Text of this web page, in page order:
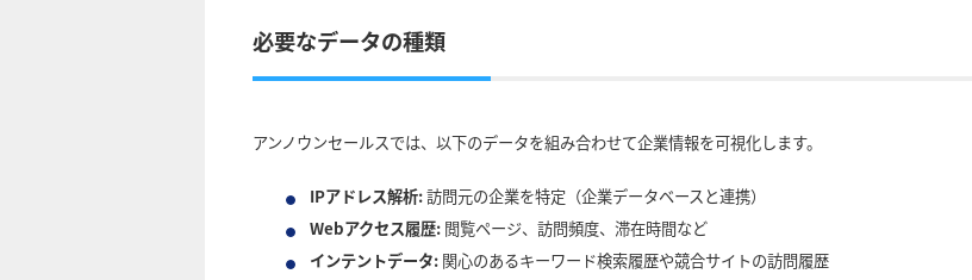
必要なデータの種類
アンノウンセールスでは、以下のデータを組み合わせて企業情報を可視化します。
IPアドレス解析:訪問元の企業を特定（企業データベースと連携）
Webアクセス履歴: 閲覧ページ、訪問頻度、滞在時間など
インテントデータ: 関心のあるキーワード検索履歴や競合サイトの訪問履歴